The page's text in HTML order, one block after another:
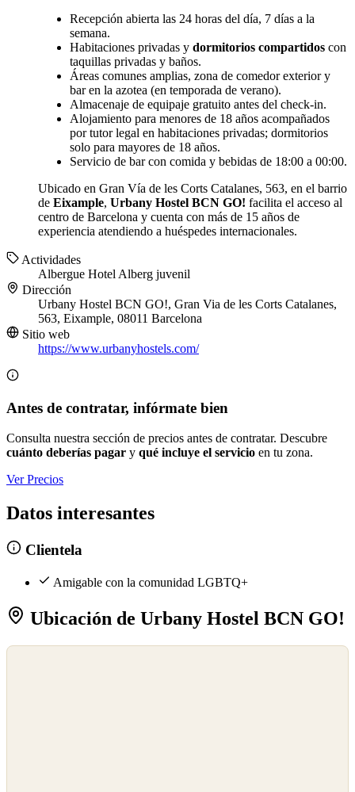
Recepción abierta las 24 horas del día, 7 días a la
semana.
Habitaciones privadas y dormitorios compartidos con
taquillas privadas y baños.
Áreas comunes amplias, zona de comedor exterior y
bar en la azotea (en temporada de verano).
Almacenaje de equipaje gratuito antes del check-in.
Alojamiento para menores de 18 años acompañados
por tutor legal en habitaciones privadas; dormitorios
solo para mayores de 18 años.
Servicio de bar con comida y bebidas de 18:00 a 00:00.
Ubicado en Gran Vía de les Corts Catalanes, 563, en el barrio
de Eixample, Urbany Hostel BCN GO! facilita el acceso al
centro de Barcelona y cuenta con más de 15 años de
experiencia atendiendo a huéspedes internacionales.
Actividades
Albergue Hotel Alberg juvenil
Dirección
Urbany Hostel BCN GO!, Gran Via de les Corts Catalanes,
563, Eixample, 08011 Barcelona
Sitio web
https://www.urbanyhostels.com/
Antes de contratar, infórmate bien
Consulta nuestra sección de precios antes de contratar. Descubre
cuánto deberías pagar y qué incluye el servicio en tu zona.
Ver Precios
Datos interesantes
Clientela
Amigable con la comunidad LGBTQ+
Ubicación de Urbany Hostel BCN GO!